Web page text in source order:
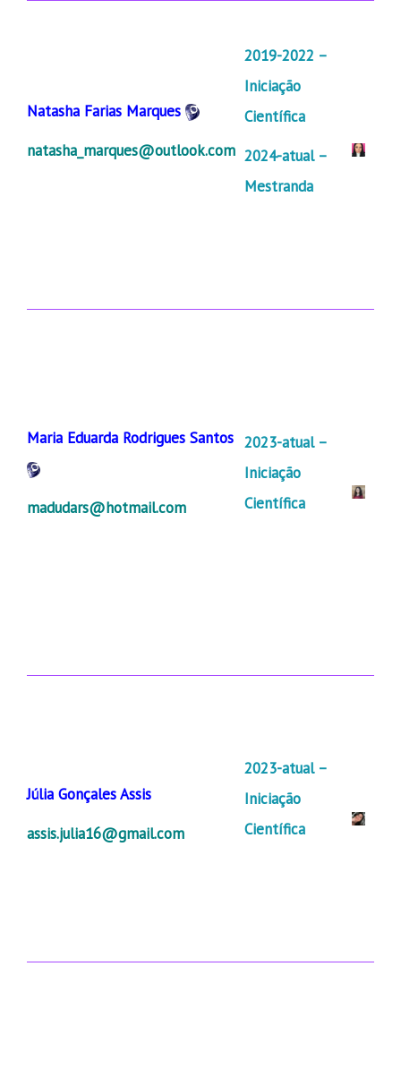
Natasha Farias Marques
natasha_marques@outlook.com
2019-2022 –
Iniciação
Científica
2024-atual –
Mestranda
Maria Eduarda Rodrigues Santos
madudars@hotmail.com
2023-atual –
Iniciação
Científica
Júlia Gonçales Assis
assis.julia16@gmail.com
2023-atual –
Iniciação
Científica